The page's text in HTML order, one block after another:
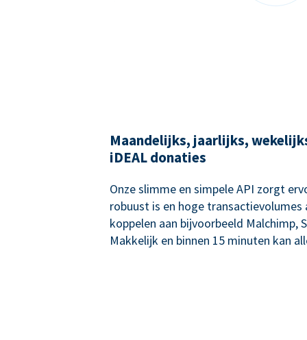
Maandelijks, jaarlijks,
iDEAL donaties
Onze slimme en simpele API zorgt
robuust is en hoge transactievolumes
koppelen aan bijvoorbeeld Malchimp,
Makkelijk en binnen 15 minuten kan